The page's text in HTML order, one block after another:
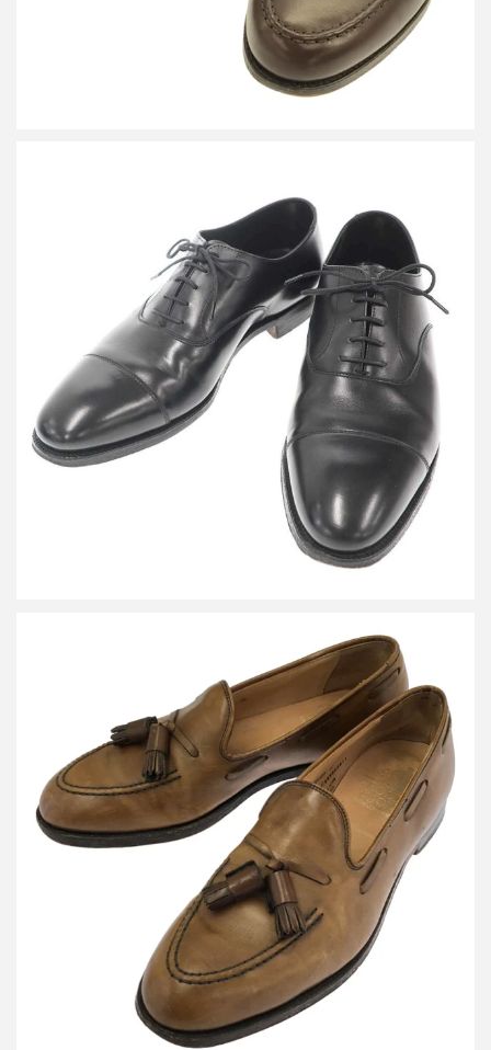
クロケット＆ジョーンズ KENT ストレートチップレザーシューズ
買取金額13,200円
詳しく見る
クロケット＆ジョーンズ CAVENDISH 26212 レザータッセルロー
ファー 583850011
詳しく見る